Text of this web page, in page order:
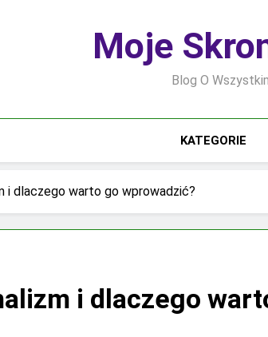
Moje
Blog O
KATEGORIE
i dlaczego warto go wprowadzić?
i dlaczego